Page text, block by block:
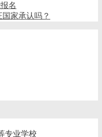
名
家承认吗？
专业学校